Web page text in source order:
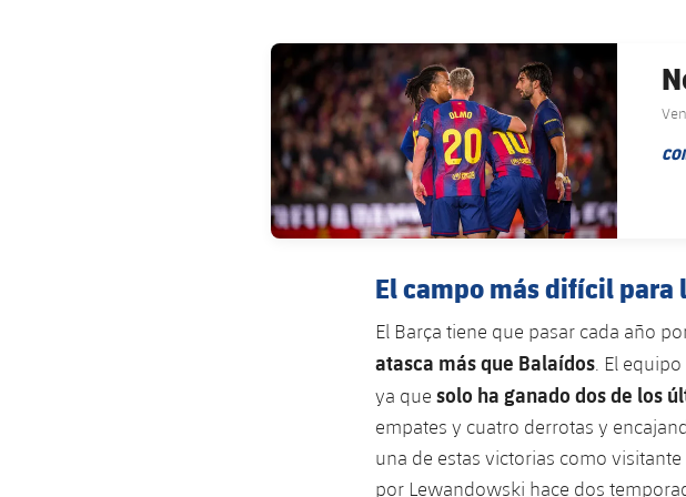
FC Barcelona club badge
El campo más difícil para
El Barça tiene que pasar cada año
atasca más que Balaídos . El
ya que solo ha ganado dos de los
empates y cuatro derrotas y
una de estas victorias como
por Lewandowski hace dos